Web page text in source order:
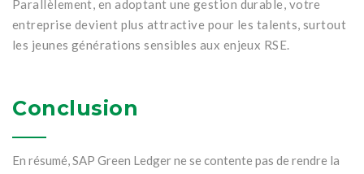
Parallèlement, en adoptant une gestion durable, votre
entreprise devient plus attractive pour les talents, surtout
les jeunes générations sensibles aux enjeux RSE.
Conclusion
En résumé, SAP Green Ledger ne se contente pas de rendre la